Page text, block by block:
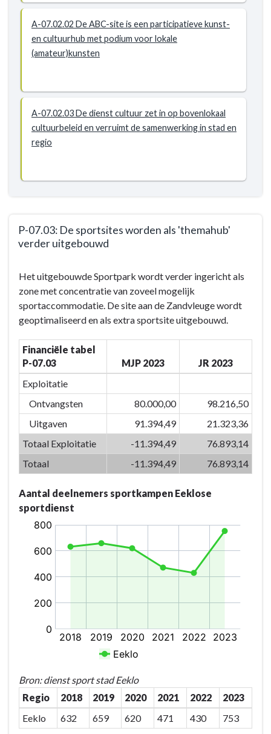
A-07.02.02 De ABC-site is een participatieve kunst-
en cultuurhub met podium voor lokale
(amateur)kunsten
A-07.02.03 De dienst cultuur zet in op bovenlokaal
cultuurbeleid en verruimt de samenwerking in stad en
regio
P-07.03: De sportsites worden als 'themahub'
verder uitgebouwd
naar
navigatie
BD-
07:
Door
inzetten
van
kwaliteitsvolle
vrijetijdsvoorzieningen
creaties
versterken
identiteit
Actieplannen
'themahub'
verder
uitgebouwd
Het uitgebouwde Sportpark wordt verder ingericht als
zone met concentratie van zoveel mogelijk
sportaccommodatie. De site aan de Zandvleuge wordt
geoptimaliseerd en als extra sportsite uitgebouwd.
Financiële tabel
P-07.03
MJP 2023
JR 2023
Exploitatie
Ontvangsten
80.000,00
98.216,50
Uitgaven
91.394,49
21.323,36
Totaal Exploitatie
-11.394,49
76.893,14
Totaal
-11.394,49 76.893,14
Aantal deelnemers sportkampen Eeklose
sportdienst
Bron: dienst sport stad Eeklo
Regio
2018 2019 2020 2021 2022
2023
Eeklo
632 659 620 471 430 753